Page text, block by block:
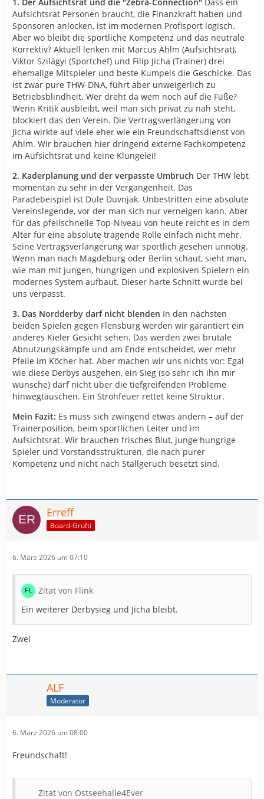
Aufsichtsrat Personen braucht, die Finanzkraft haben und
Sponsoren anlocken, ist im modernen Profisport logisch.
Aber wo bleibt die sportliche Kompetenz und das neutrale
Korrektiv? Aktuell lenken mit Marcus Ahlm (Aufsichtsrat),
Viktor Szilágyi (Sportchef) und Filip Jícha (Trainer) drei
ehemalige Mitspieler und beste Kumpels die Geschicke. Das
ist zwar pure THW-DNA, führt aber unweigerlich zu
Betriebsblindheit. Wer dreht da wem noch auf die Füße?
Wenn Kritik ausbleibt, weil man sich privat zu nah steht,
blockiert das den Verein. Die Vertragsverlängerung von
Jicha wirkte auf viele eher wie ein Freundschaftsdienst von
Ahlm. Wir brauchen hier dringend externe Fachkompetenz
im Aufsichtsrat und keine Klüngelei!
2. Kaderplanung und der verpasste Umbruch Der THW lebt
momentan zu sehr in der Vergangenheit. Das
Paradebeispiel ist Dule Duvnjak. Unbestritten eine absolute
Vereinslegende, vor der man sich nur verneigen kann. Aber
für das pfeilschnelle Top-Niveau von heute reicht es in dem
Alter für eine absolute tragende Rolle einfach nicht mehr.
Seine Vertragsverlängerung war sportlich gesehen unnötig.
Wenn man nach Magdeburg oder Berlin schaut, sieht man,
wie man mit jungen, hungrigen und explosiven Spielern ein
modernes System aufbaut. Dieser harte Schnitt wurde bei
uns verpasst.
3. Das Nordderby darf nicht blenden In den nächsten
beiden Spielen gegen Flensburg werden wir garantiert ein
anderes Kieler Gesicht sehen. Das werden zwei brutale
Abnutzungskämpfe und am Ende entscheidet, wer mehr
Pfeile im Köcher hat. Aber machen wir uns nichts vor: Egal
wie diese Derbys ausgehen, ein Sieg (so sehr ich ihn mir
wünsche) darf nicht über die tiefgreifenden Probleme
hinwegtäuschen. Ein Strohfeuer rettet keine Struktur.
Mein Fazit: Es muss sich zwingend etwas ändern – auf der
Trainerposition, beim sportlichen Leiter und im
Aufsichtsrat. Wir brauchen frisches Blut, junge hungrige
Spieler und Vorstandsstrukturen, die nach purer
Kompetenz und nicht nach Stallgeruch besetzt sind.
Erreff
Board-Grufti
6. März 2026 um 07:10
Zitat von Flink
Ein weiterer Derbysieg und Jicha bleibt.
Zwei
ALF
Moderator
6. März 2026 um 08:00
Freundschaft!
Zitat von Ostseehalle4Ever